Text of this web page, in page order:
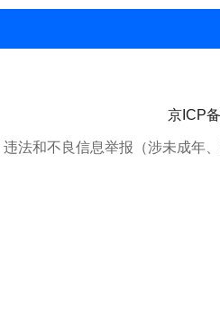
京ICP
违法和不良信息举报（涉未成年